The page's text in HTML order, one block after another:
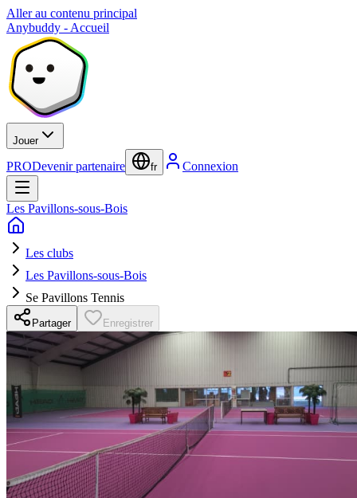
Aller au contenu principal
Anybuddy - Accueil
Jouer
PRODevenir partenaire fr Connexion
Les Pavillons-sous-Bois
Les clubs
Les Pavillons-sous-Bois
Se Pavillons Tennis
Partager Enregistrer